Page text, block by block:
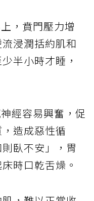
，賁門壓力增
浸潤括約肌和
半小時才睡，
經容易興奮，促
造成惡性循
臥不安」，胃
時口乾舌燥。